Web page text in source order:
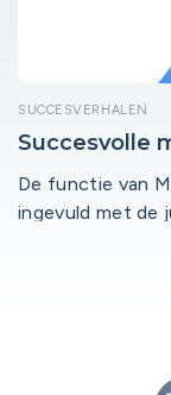
SUCCESVERHALEN
Succesvolle
De functie van
ingevuld met de